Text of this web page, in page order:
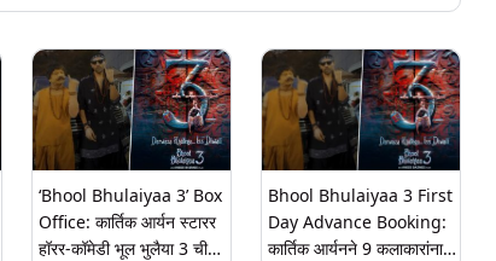
‘Bhool Bhulaiyaa 3’ Box
Office: कार्तिक आर्यन स्टारर
हॉरर-कॉमेडी भूल भुलैया 3 ची
Bhool Bhulaiyaa 3 First
Day Advance Booking:
कार्तिक आर्यनने 9 कलाकारांना